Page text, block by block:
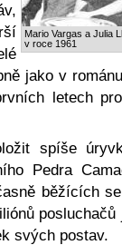
Mario Vargas a Julia
v roce 1961
jako v
letech
spíše
Pedra
běžících
posluchačů
svých postav.